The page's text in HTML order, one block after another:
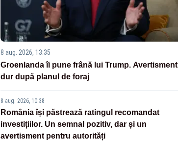
8 aug. 2026, 13:35
Groenlanda îi pune frână lui Trump. Avertisment
dur după planul de foraj
8 aug. 2026, 10:38
România își păstrează ratingul recomandat
investițiilor. Un semnal pozitiv, dar și un
avertisment pentru autorități